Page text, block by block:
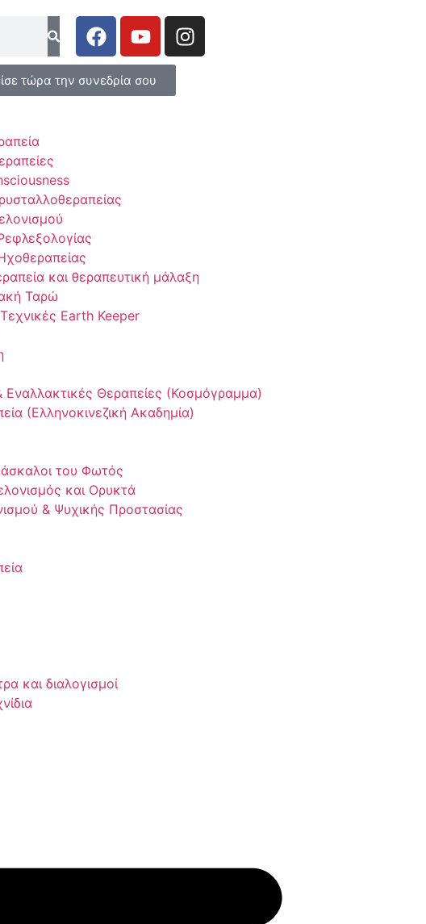
τώρα την συνεδρία σου
και θεραπευτική μάλαξη
Ταρώ
Earth Keeper
Εναλλακτικές Θεραπείες (Κοσμόγραμμα)
(Ελληνοκινεζική Ακαδημία)
του Φωτός
και Ορυκτά
& Ψυχικής Προστασίας
και διαλογισμοί